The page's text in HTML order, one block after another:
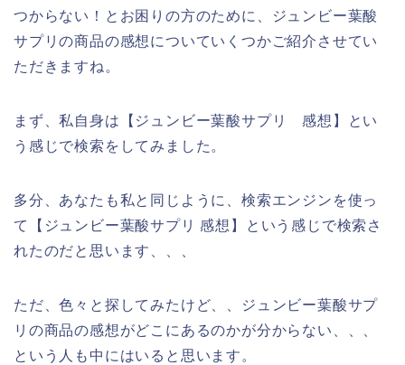
つからない！とお困りの方のために、ジュンビー葉酸
サプリの商品の感想についていくつかご紹介させてい
ただきますね。
まず、私自身は【ジュンビー葉酸サプリ 感想】とい
う感じで検索をしてみました。
多分、あなたも私と同じように、検索エンジンを使っ
て【ジュンビー葉酸サプリ 感想】という感じで検索さ
れたのだと思います、、、
ただ、色々と探してみたけど、、ジュンビー葉酸サプ
リの商品の感想がどこにあるのかが分からない、、、
という人も中にはいると思います。